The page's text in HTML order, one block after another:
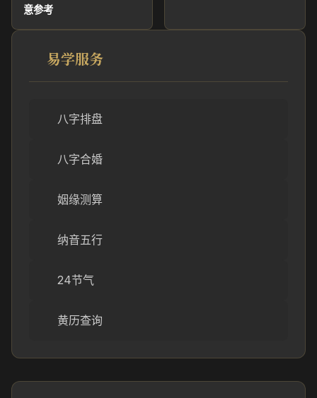
意参考
易学服务
八字排盘
八字合婚
姻缘测算
纳音五行
24节气
黄历查询